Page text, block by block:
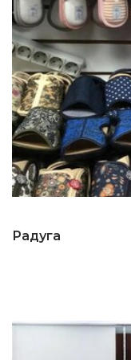
Радуга